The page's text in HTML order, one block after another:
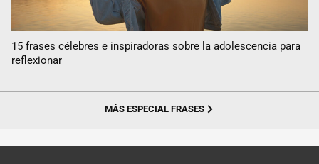
15 frases célebres e inspiradoras sobre la adolescencia para
reflexionar
MÁS ESPECIAL FRASES